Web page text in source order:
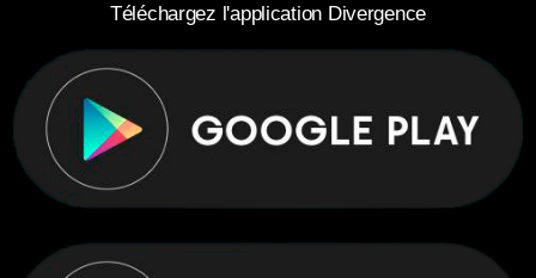
Téléchargez l'application Divergence